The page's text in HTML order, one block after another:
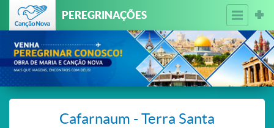
PEREGRINAÇÕES
Cafarnaum - Terra Santa